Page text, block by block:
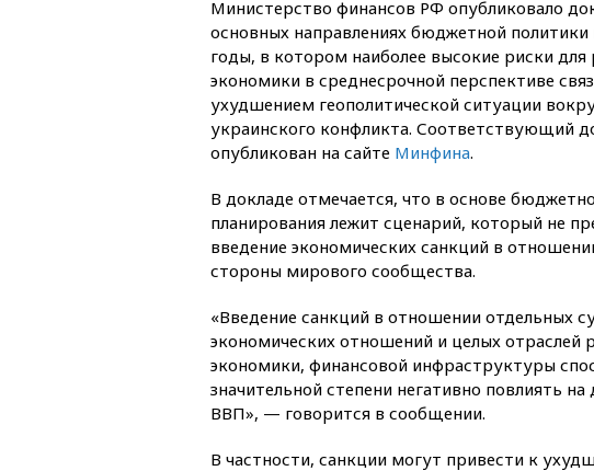
Министерство финансов РФ опубликовало
основных направлениях бюджетной политики
годы, в котором наиболее высокие риски для
экономики в среднесрочной перспективе
ухудшением геополитической ситуации
украинского конфликта. Соответствующий
опубликован на сайте Минфина.
В докладе отмечается, что в основе
планирования лежит сценарий, который не
введение экономических санкций в
стороны мирового сообщества.
«Введение санкций в отношении отдельных
экономических отношений и целых отраслей
экономики, финансовой инфраструктуры
значительной степени негативно повлиять
ВВП», — говорится в сообщении.
В частности, санкции могут привести к